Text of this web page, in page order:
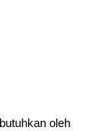
oleh